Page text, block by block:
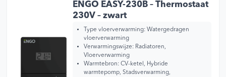
ENGO EASY-230B – Thermostaat
230V – zwart
Type vloerverwarming: Watergedragen
vloerverwarming
Verwarmingswijze: Radiatoren,
Vloerverwarming
Warmtebron: CV-ketel, Hybride
warmtepomp, Stadsverwarming,